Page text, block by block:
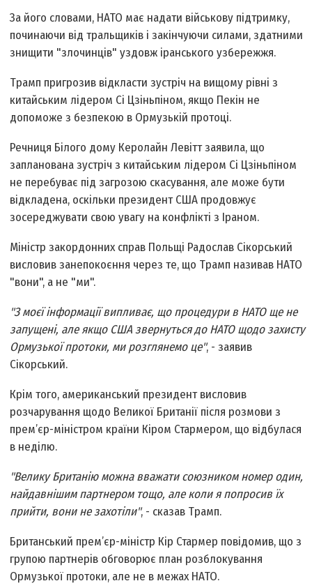
За його словами, НАТО має надати військову підтримку,
починаючи від тральщиків і закінчуючи силами, здатними
знищити "злочинців" уздовж іранського узбережжя.
Трамп пригрозив відкласти зустріч на вищому рівні з
китайським лідером Сі Цзіньпіном, якщо Пекін не
допоможе з безпекою в Ормузькій протоці.
Речниця Білого дому Керолайн Левітт заявила, що
запланована зустріч з китайським лідером Сі Цзіньпіном
не перебуває під загрозою скасування, але може бути
відкладена, оскільки президент США продовжує
зосереджувати свою увагу на конфлікті з Іраном.
Міністр закордонних справ Польщі Радослав Сікорський
висловив занепокоєння через те, що Трамп називав НАТО
"вони", а не "ми".
"З моєї інформації випливає, що процедури в НАТО ще не
запущені, але якщо США звернуться до НАТО щодо захисту
Ормузької протоки, ми розглянемо це", - заявив
Сікорський.
Крім того, американський президент висловив
розчарування щодо Великої Британії після розмови з
прем’єр-міністром країни Кіром Стармером, що відбулася
в неділю.
"Велику Британію можна вважати союзником номер один,
найдавнішим партнером тощо, але коли я попросив їх
прийти, вони не захотіли", - сказав Трамп.
Британський прем’єр-міністр Кір Стармер повідомив, що з
групою партнерів обговорює план розблокування
Ормузької протоки, але не в межах НАТО.